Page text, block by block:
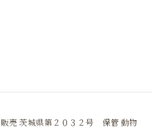
売 茨城県第２０３２号 保管 動物